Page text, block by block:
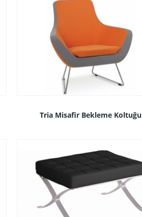
Tria Misafir Bekleme Koltuğu